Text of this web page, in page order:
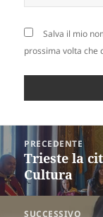
Salva il mio
prossima volta che
Navigazione
articoliPRECEDENTE
Articolo
precedente:
Trieste la
Cultura
SUCCESSIVO